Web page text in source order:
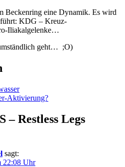
Beckenring eine Dynamik. Es wird
KDG – Kreuz-
Iliakalgelenke…
geht… ;O)
Aktivierung?
– Restless Legs
sagt:
22:08 Uhr